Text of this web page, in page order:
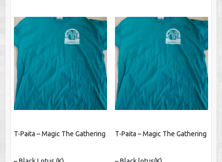
T-Paita – Magic The Gathering T-Paita – Magic The Gathering